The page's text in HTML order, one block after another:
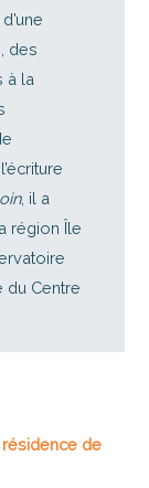
des
à la
, il a
région Île
du Centre
de